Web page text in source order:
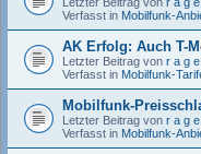
Verfasst in Mobilfunk-
AK Erfolg: Auch T-
Letzter Beitrag von r a g e
Verfasst in Mobilfunk-
Mobilfunk-
Letzter Beitrag von r a g e
Verfasst in Mobilfunk-